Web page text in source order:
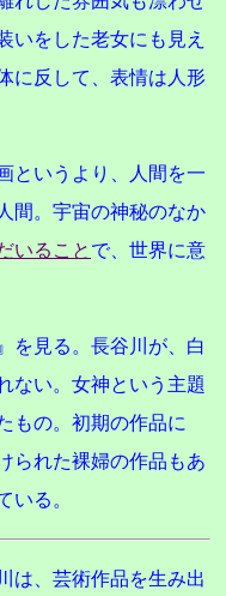
いをした老女にも見え
に反して、表情は人形
というより、人間を一
間。宇宙の神秘のなか
いること で、世界に意
を見る。長谷川が、白
ない。女神という主題
もの。初期の作品に
られた裸婦の作品もあ
いる。
は、芸術作品を生み出